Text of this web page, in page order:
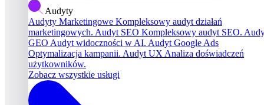
Audyty
Audyty Marketingowe Kompleksowy audyt działań
marketingowych. Audyt SEO Kompleksowy audyt SEO.
GEO Audyt widoczności w AI. Audyt Google Ads
Optymalizacja kampanii. Audyt UX Analiza doświadczeń
użytkowników.
Zobacz wszystkie usługi